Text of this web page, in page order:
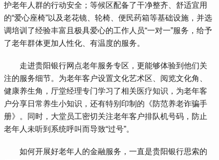
护老年人群的行动安全；等候区配备了干净整齐、舒适宜用
的“爱心座椅”以及老花镜、轮椅、便民药箱等基础设施，并选
调培训了经验丰富且极具爱心的工作人员“一对一”服务，给予
了老年群体更加人性化、有温度的服务。
走进贵阳银行网点老年服务专区，更能够体验到他们关
注的服务细节。为老年客户设置文化艺术区、阅览文化角、
健康养生角，厅堂经理专门学习了相关医疗知识，为老年客
户分享日常养生小知识，还有特别印制的《防范养老诈骗手
册》。同时，大堂员工密切关注老年客户排队机号码，防止
老年人未听到系统呼叫而导致“过号”。
如何开展好老年人的金融服务，一直是贵阳银行思索的